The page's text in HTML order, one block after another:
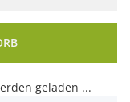
geladen ...